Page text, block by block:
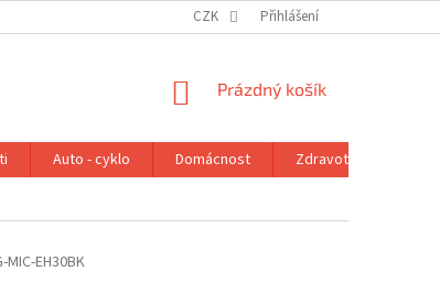
VRÁCENÍ ZBOŽÍ V ZÁKONNÉ LHŮTĚ REKLAMAČNÍ ŘÁD
CZK Přihlášení
NÁKUPNÍ
Prázdný košík
Auto - cyklo Domácnost
Zdravotní potřeby
MIC-EH30BK